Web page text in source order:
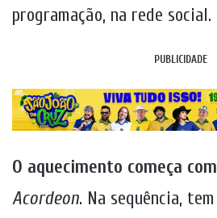
programação, na rede social.
PUBLICIDADE
O aquecimento começa com
Acordeon. Na sequência, tem